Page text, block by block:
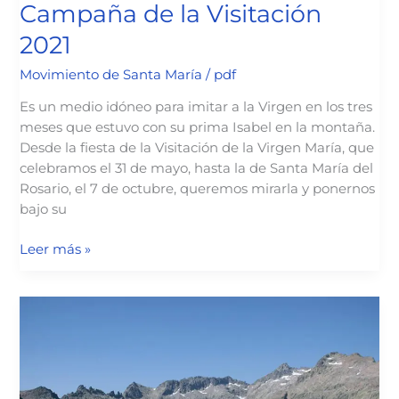
Campaña de la Visitación
2021
Movimiento de Santa María / pdf
Es un medio idóneo para imitar a la Virgen en los tres
meses que estuvo con su prima Isabel en la montaña.
Desde la fiesta de la Visitación de la Virgen María, que
celebramos el 31 de mayo, hasta la de Santa María del
Rosario, el 7 de octubre, queremos mirarla y ponernos
bajo su
Campaña
Leer más »